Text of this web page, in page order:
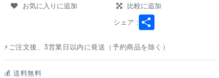
お気に入りに追加
比較に追加
シェア :
⚡ご注文後、3営業日以内に発送（予約商品を除く）
💰️ 送料無料